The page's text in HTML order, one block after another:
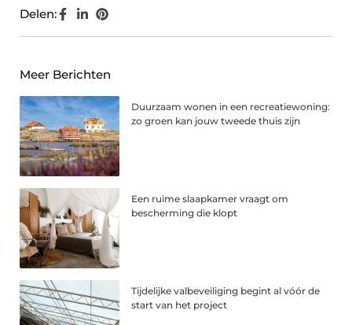
Delen:
Meer Berichten
Duurzaam wonen in een recreatiewoning:
zo groen kan jouw tweede thuis zijn
Een ruime slaapkamer vraagt om
bescherming die klopt
Tijdelijke valbeveiliging begint al vóór de
start van het project